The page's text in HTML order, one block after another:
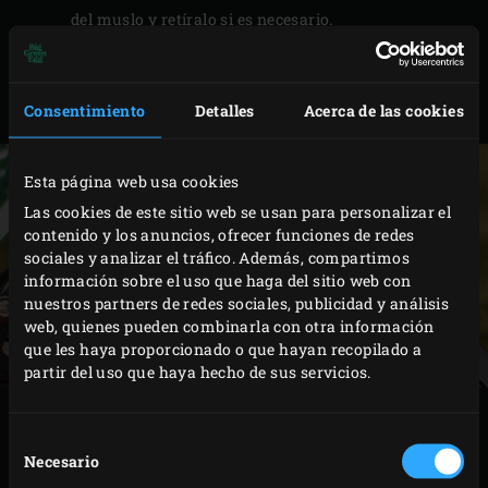
Consentimiento Detalles Acerca de las cookies
Esta página web usa cookies
Las cookies de este sitio web se usan para personalizar el
contenido y los anuncios, ofrecer funciones de redes
sociales y analizar el tráfico. Además, compartimos
información sobre el uso que haga del sitio web con
nuestros partners de redes sociales, publicidad y análisis
web, quienes pueden combinarla con otra información
que les haya proporcionado o que hayan recopilado a
partir del uso que haya hecho de sus servicios.
deNecesario
del muslo y retíralo si es necesario.
Unta los muslos de pollo con el aceite de oliva y
nevera durante 1 hora.
en el Big Green Egg y caliéntalo